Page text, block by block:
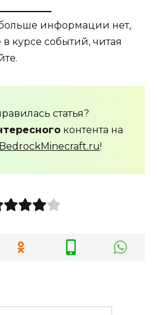
информации нет,
курсе событий, читая
статья?
контента на
BedrockMinecraft.ru!